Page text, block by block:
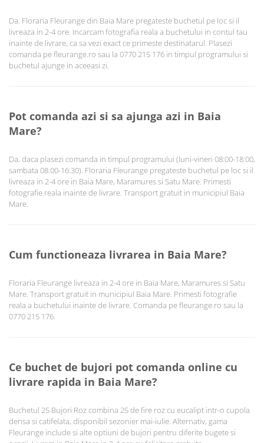
Da. Floraria Fleurange din Baia Mare pregateste buchetul pe loc si il
livreaza in 2-4 ore. Incarcam fotografia reala a buchetului in contul tau
inainte de livrare, ca sa vezi exact ce primeste destinatarul. Plasezi
comanda pe fleurange.ro sau la 0770 215 176 in timpul programului si
buchetul ajunge in aceeasi zi.
Pot comanda azi si sa ajunga azi in Baia
Mare?
Da, daca plasezi comanda in timpul programului (luni-vineri 08:00-18:00,
sambata 08:00-16:30). Floraria Fleurange pregateste buchetul pe loc si il
livreaza in 2-4 ore in Baia Mare, Maramures si Satu Mare. Primesti
fotografie reala inainte de livrare. Transport gratuit in municipiul Baia
Mare.
Cum functioneaza livrarea in Baia Mare?
Floraria Fleurange livreaza in 2-4 ore in Baia Mare, Maramures si Satu
Mare. Transport gratuit in municipiul Baia Mare. Primesti fotografie
reala a buchetului inainte de livrare. Comanda pe fleurange.ro sau la
0770 215 176.
Ce buchet de bujori pot comanda online cu
livrare rapida in Baia Mare?
Buchetul 25 Bujori Roz combina 25 de fire roz cu eucalipt intr-o cupola
densa si catifelata, disponibil sezonier mai-iulie. Alternativ, gama
Fleurange include si alte optiuni de bujori pentru diferite bugete si